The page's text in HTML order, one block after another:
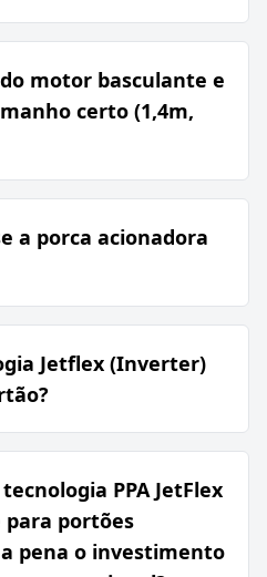
motor basculante e
certo (1,4m,
a porca acionadora
Jetflex (Inverter)
PPA JetFlex
portões
pena o investimento